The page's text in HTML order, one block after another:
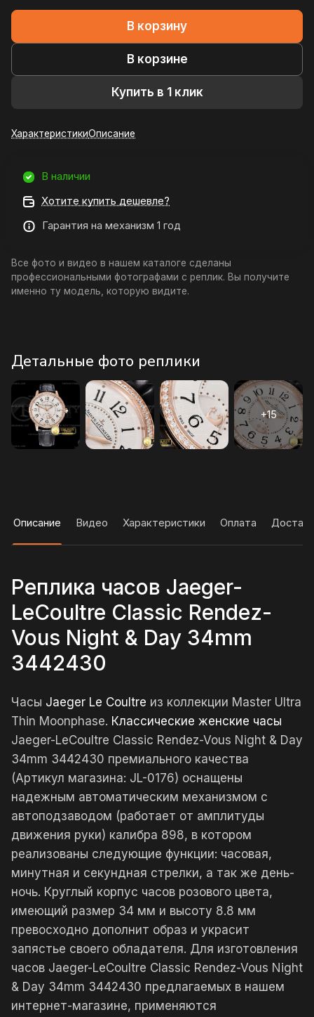
В корзину
В корзине
Купить в 1 клик
ХарактеристикиОписание
В наличии
Хотите купить дешевле?
Гарантия на механизм 1 год
Все фото и видео в нашем каталоге сделаны
профессиональными фотографами с реплик. Вы получите
именно ту модель, которую видите.
Детальные фото реплики
Описание Видео Характеристики Оплата
Реплика часов Jaeger-
LeCoultre Classic Rendez-
Vous Night & Day 34mm
3442430
Часы Jaeger Le Coultre из коллекции Master Ultra
Thin Moonphase. Классические женские часы
Jaeger-LeCoultre Classic Rendez-Vous Night & Day
34mm 3442430 премиального качества
(Артикул магазина: JL-0176) оснащены
надежным автоматическим механизмом с
автоподзаводом (работает от амплитуды
движения руки) калибра 898, в котором
реализованы следующие функции: часовая,
минутная и секундная стрелки, а так же день-
ночь. Круглый корпус часов розового цвета,
имеющий размер 34 мм и высоту 8.8 мм
превосходно дополнит образ и украсит
запястье своего обладателя. Для изготовления
часов Jaeger-LeCoultre Classic Rendez-Vous Night
& Day 34mm 3442430 предлагаемых в нашем
интернет-магазине, применяются